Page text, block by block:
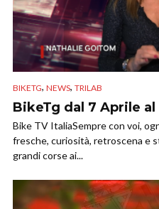
BIKETG, NEWS, TRILAB
BikeTg dal 7 Aprile al
Bike TV ItaliaSempre con voi,
fresche, curiosità, retroscena e
grandi corse ai...